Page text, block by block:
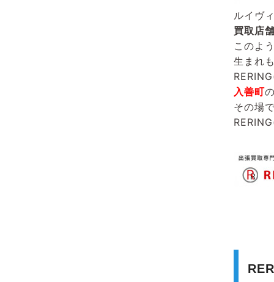
ルイヴ
買取店
このよ
生まれ
入善町
その場